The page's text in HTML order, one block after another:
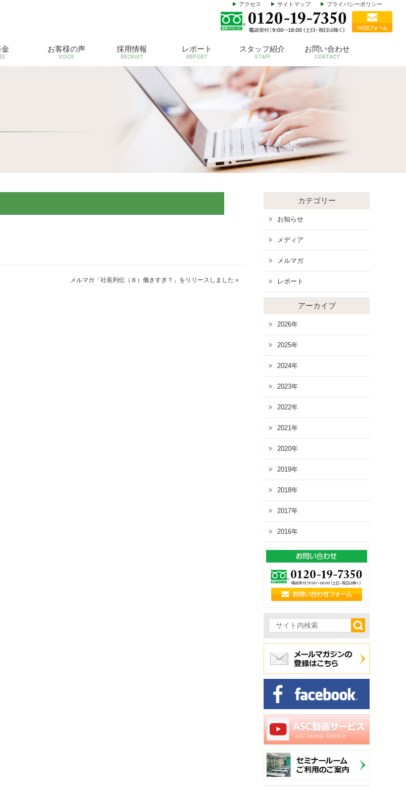
アクセス サイトマップ プライバシーポリシー
お客様の声
VOICE
採用情報
RECRUIT
レポート
REPORT
スタッフ紹介
STAFF
お問い合わせ
CONTACT
メルマガ「社長列伝（８）働きすぎ？」をリリースしました »
カテゴリー
お知らせ
メディア
メルマガ
レポート
アーカイブ
2026年
2025年
2024年
2023年
2022年
2021年
2020年
2019年
2018年
2017年
2016年